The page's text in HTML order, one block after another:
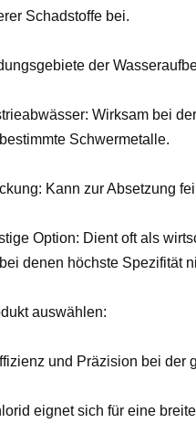
Schadstoffe bei.
der
Wirksam bei
Schwermetalle.
Kann zur Absetzung
Option: Dient oft als
denen höchste Spezifität
auswählen:
und Präzision bei
eignet sich für eine